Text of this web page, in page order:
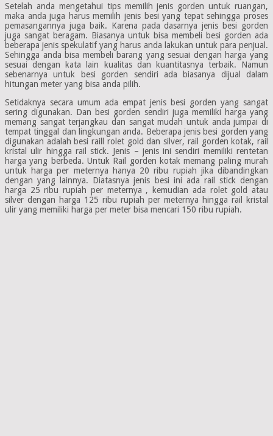
Setelah anda mengetahui tips memilih jenis gorden untuk ruangan,
maka anda juga harus memilih jenis besi yang tepat sehingga proses
pemasangannya juga baik. Karena pada dasarnya jenis besi gorden
juga sangat beragam. Biasanya untuk bisa membeli besi gorden ada
beberapa jenis spekulatif yang harus anda lakukan untuk para penjual.
Sehingga anda bisa membeli barang yang sesuai dengan harga yang
sesuai dengan kata lain kualitas dan kuantitasnya terbaik. Namun
sebenarnya untuk besi gorden sendiri ada biasanya dijual dalam
hitungan meter yang bisa anda pilih.
Setidaknya secara umum ada empat jenis besi gorden yang sangat
sering digunakan. Dan besi gorden sendiri juga memiliki harga yang
memang sangat terjangkau dan sangat mudah untuk anda jumpai di
tempat tinggal dan lingkungan anda. Beberapa jenis besi gorden yang
digunakan adalah besi raill rolet gold dan silver, rail gorden kotak, rail
kristal ulir hingga rail stick. Jenis – jenis ini sendiri memiliki rentetan
harga yang berbeda. Untuk Rail gorden kotak memang paling murah
untuk harga per meternya hanya 20 ribu rupiah jika dibandingkan
dengan yang lainnya. Diatasnya jenis besi ini ada rail stick dengan
harga 25 ribu rupiah per meternya , kemudian ada rolet gold atau
silver dengan harga 125 ribu rupiah per meternya hingga rail kristal
ulir yang memiliki harga per meter bisa mencari 150 ribu rupiah.